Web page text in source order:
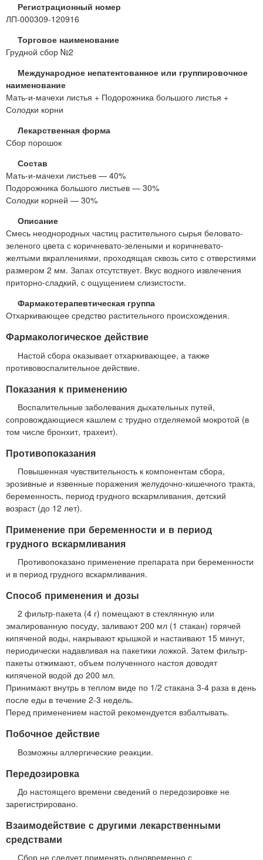
Регистрационный номер
ЛП-000309-120916
Торговое наименование
Грудной сбор №2
Международное непатентованное или группировочное
наименование
Мать-и-мачехи листья + Подорожника большого листья +
Солодки корни
Лекарственная форма
Сбор порошок
Состав
Мать-и-мачехи листьев — 40%
Подорожника большого листьев — 30%
Солодки корней — 30%
Описание
Смесь неоднородных частиц растительного сырья беловато-
зеленого цвета с коричневато-зелеными и коричневато-
желтыми вкраплениями, проходящая сквозь сито с отверстиями
размером 2 мм. Запах отсутствует. Вкус водного извлечения
приторно-сладкий, с ощущением слизистости.
Фармакотерапевтическая группа
Отхаркивающее средство растительного происхождения.
Фармакологическое действие
Настой сбора оказывает отхаркивающее, а также
противовоспалительное действие.
Показания к применению
Воспалительные заболевания дыхательных путей,
сопровождающиеся кашлем с трудно отделяемой мокротой (в
том числе бронхит, трахеит).
Противопоказания
Повышенная чувствительность к компонентам сбора,
эрозивные и язвенные поражения желудочно-кишечного тракта,
беременность, период грудного вскармливания, детский
возраст (до 12 лет).
Применение при беременности и в период
грудного вскармливания
Противопоказано применение препарата при беременности
и в период грудного вскармливания.
Способ применения и дозы
2 фильтр-пакета (4 г) помещают в стеклянную или
эмалированную посуду, заливают 200 мл (1 стакан) горячей
кипяченой воды, накрывают крышкой и настаивают 15 минут,
периодически надавливая на пакетики ложкой. Затем фильтр-
пакеты отжимают, объем полученного настоя доводят
кипяченой водой до 200 мл.
Принимают внутрь в теплом виде по 1/2 стакана 3-4 раза в день
после еды в течение 2-3 недель.
Перед применением настой рекомендуется взбалтывать.
Побочное действие
Возможны аллергические реакции.
Передозировка
До настоящего времени сведений о передозировке не
зарегистрировано.
Взаимодействие с другими лекарственными
средствами
Сбор не следует применять одновременно с